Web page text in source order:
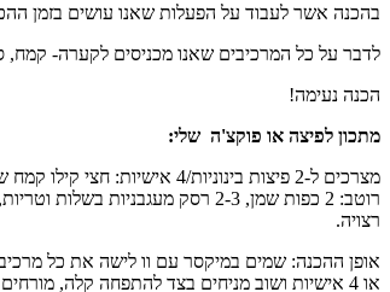
בהכנה אשר לעבוד על הפעלות שאנו עושים בזמן
לדבר על כל המרכיבים שאנו מכניסים לקערה- קמח,
הכנה נעימה!
מתכון לפיצה או פוקצ'ה שלי:
מצרכים ל-2 פיצות בינוניות/4 אישיות: חצי קילו קמח שטיבל אפשר גם קמח רגיל), כף שמרים יבשים, כוס וחצי מים פושרים, חצי כף מלח, כף סוכר, שלוש כפות שמן זית.
רצויה.